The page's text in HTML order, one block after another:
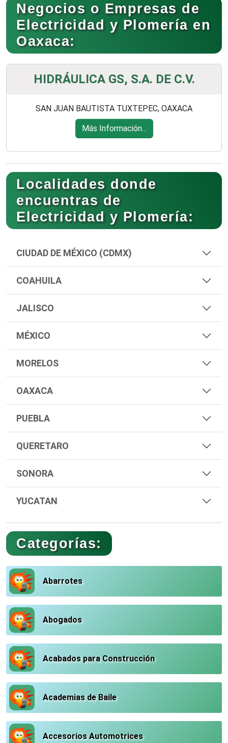
Negocios o Empresas de
Electricidad y Plomería en
Oaxaca:
HIDRÁULICA GS, S.A. DE C.V.
SAN JUAN BAUTISTA TUXTEPEC, OAXACA
Más Información...
Localidades donde
encuentras de
Electricidad y Plomería:
CIUDAD DE MÉXICO (CDMX)
COAHUILA
JALISCO
MÉXICO
MORELOS
OAXACA
PUEBLA
QUERETARO
SONORA
YUCATAN
Categorías:
Abarrotes
Abogados
Acabados para Construcción
Academias de Baile
Accesorios Automotrices